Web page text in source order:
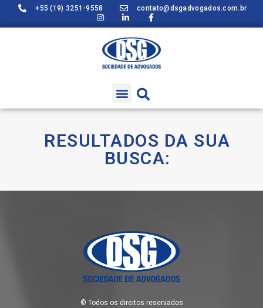
+55 (19) 3251-9558 contato@dsgadvogados.com.br
RESULTADOS DA SUA
BUSCA:
© Todos os direitos reservados